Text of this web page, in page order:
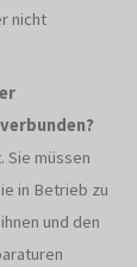
nicht
Sie müssen
in Betrieb zu
und den